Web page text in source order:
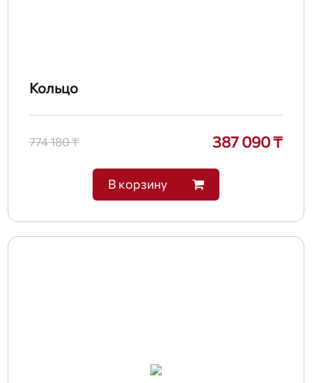
Кольцо
774 180 ₸ 387 090 ₸
В корзину